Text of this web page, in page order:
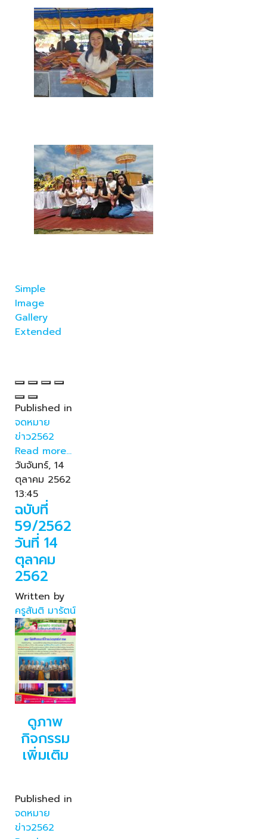
Simple
Image
Gallery
Extended
Published in
จดหมาย
ข่าว2562
Read more...
วันจันทร์, 14
ตุลาคม 2562
13:45
ฉบับที่
59/2562
วันที่ 14
ตุลาคม
2562
Written by
ครูสันติ มารัตน์
ดูภาพ
กิจกรรม
เพิ่มเติม
Published in
จดหมาย
ข่าว2562